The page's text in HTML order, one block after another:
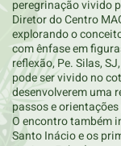
peregrinação vivido
Diretor do Centro
explorando o
com ênfase em
reflexão, Pe. Silas,
pode ser vivido no
desenvolverem uma
passos e
O encontro também
Santo Inácio e os